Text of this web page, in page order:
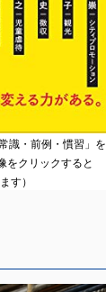
識・前例・慣習」を
をクリックすると
す）